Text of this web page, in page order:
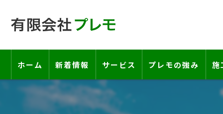
ホーム 新着情報 サービス
工事の流れ―契約書・保証書につ
プレモの強み 施